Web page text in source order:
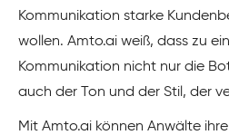
Kommunikation starke
wollen. Amto.ai weiß, dass zu
Kommunikation nicht nur die
auch der Ton und der Stil, der
Mit Amto.ai können Anwälte